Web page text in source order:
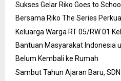
Sukses Gelar Riko Goes to
Bersama Riko The Series
Keluarga Warga RT 05/RW 01
Bantuan Masyarakat Indonesia
Belum Kembali ke Rumah
Sambut Tahun Ajaran Baru,